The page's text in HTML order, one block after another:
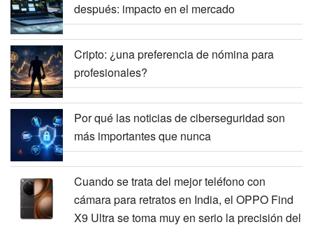
después: impacto en el mercado
Cripto: ¿una preferencia de nómina para
profesionales?
Por qué las noticias de ciberseguridad son
más importantes que nunca
Cuando se trata del mejor teléfono con
cámara para retratos en India, el OPPO Find
X9 Ultra se toma muy en serio la precisión del